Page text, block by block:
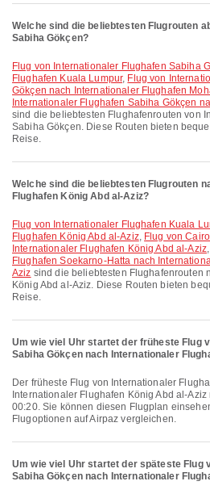
Welche sind die beliebtesten Flugrouten
Sabiha Gökçen?
Flug von Internationaler Flughafen Sabiha Gökçen nach Internationaler
Flughafen Kuala Lumpur, Flug von
Gökçen nach Internationaler Flughafen
Internationaler Flughafen Sabiha Gökçen
sind die beliebtesten Flughafenrouten von
Sabiha Gökçen. Diese Routen bieten
Reise.
Welche sind die beliebtesten Flugrouten
Flughafen König Abd al-Aziz?
Flug von Internationaler Flughafen Kuala Lumpur nach Internationaler
Flughafen König Abd al-Aziz, Flug von
Internationaler Flughafen König Abd al-Aziz,
Flughafen Soekarno-Hatta nach
Aziz sind die beliebtesten Flughafenrouten
König Abd al-Aziz. Diese Routen bieten
Reise.
Um wie viel Uhr startet der früheste Flug
Sabiha Gökçen nach Internationaler
Der früheste Flug von Internationaler Flughafen Sabiha Gökçen nach
Internationaler Flughafen König Abd al-
00:20. Sie können diesen Flugplan
Flugoptionen auf Airpaz vergleichen.
Um wie viel Uhr startet der späteste Flug
Sabiha Gökçen nach Internationaler